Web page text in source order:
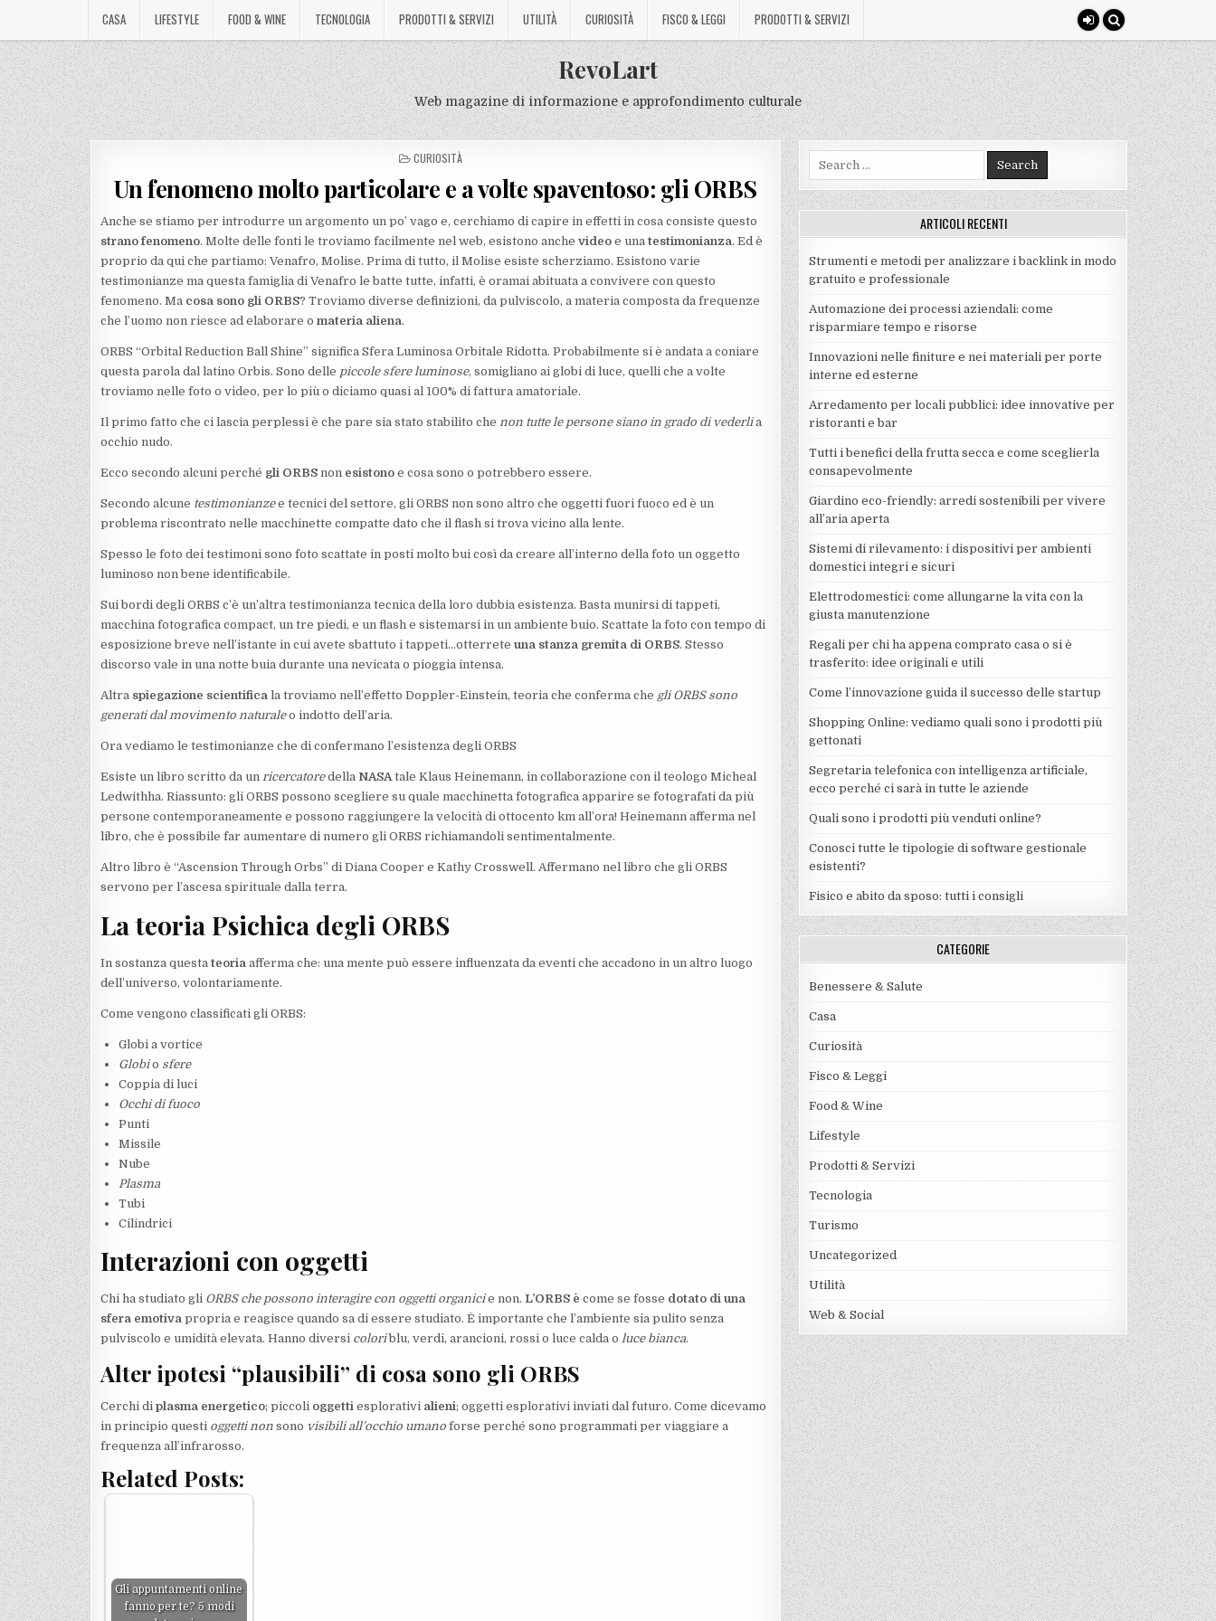
CASA LIFESTYLE FOOD & WINE TECNOLOGIA PRODOTTI & SERVIZI UTILITÀ CURIOSITÀ FISCO & LEGGI PRODOTTI & SERVIZI
RevoLart
Web magazine di informazione e approfondimento culturale
POSTED
CURIOSITÀ
Un fenomeno molto particolare e a volte spaventoso: gli ORBS
Anche se stiamo per introdurre un argomento un po’ vago e, cerchiamo di capire in effetti in cosa consiste questo
strano fenomeno. Molte delle fonti le troviamo facilmente nel web, esistono anche videoe unatestimonianza. Ed è
proprio da qui che partiamo: Venafro, Molise. Prima di tutto, il Molise esiste scherziamo. Esistono varie
testimonianze ma questa famiglia di Venafro le batte tutte, infatti, è oramai abituata a convivere con questo
fenomeno. Ma cosa sono gli ORBS? Troviamo diverse definizioni, da pulviscolo, a materia composta da frequenze
che l’uomo non riesce ad elaborare o materia aliena.
ORBS “Orbital Reduction Ball Shine” significa Sfera Luminosa Orbitale Ridotta. Probabilmente si è andata a coniare
questa parola dal latino Orbis. Sono delle piccole sfere luminose, somigliano ai globi di luce, quelli che a volte
troviamo nelle foto o video, per lo più o diciamo quasi al 100% di fattura amatoriale.
Il primo fatto che ci lascia perplessi è che pare sia stato stabilito che non tutte le persone siano in grado di vederlia
occhio nudo.
Ecco secondo alcuni perché gli ORBSnon esistonoe cosa sono o potrebbero essere.
Secondo alcune testimonianzee tecnici del settore, gli ORBS non sono altro che oggetti fuori fuoco ed è un
problema riscontrato nelle macchinette compatte dato che il flash si trova vicino alla lente.
Spesso le foto dei testimoni sono foto scattate in posti molto bui così da creare all’interno della foto un oggetto
luminoso non bene identificabile.
Sui bordi degli ORBS c’è un’altra testimonianza tecnica della loro dubbia esistenza. Basta munirsi di tappeti,
macchina fotografica compact, un tre piedi, e un flash e sistemarsi in un ambiente buio. Scattate la foto con tempo di
esposizione breve nell’istante in cui avete sbattuto i tappeti…otterrete una stanza gremita di ORBS. Stesso
discorso vale in una notte buia durante una nevicata o pioggia intensa.
Altra spiegazione scientificala troviamo nell’effetto Doppler-Einstein, teoria che conferma che gli ORBS sono
generati dal movimento naturaleo indotto dell’aria.
Ora vediamo le testimonianze che di confermano l’esistenza degli ORBS
Esiste un libro scritto da un ricercatoredella NASAtale Klaus Heinemann, in collaborazione con il teologo Micheal
Ledwithha. Riassunto: gli ORBS possono scegliere su quale macchinetta fotografica apparire se fotografati da più
persone contemporaneamente e possono raggiungere la velocità di ottocento km all’ora! Heinemann afferma nel
libro, che è possibile far aumentare di numero gli ORBS richiamandoli sentimentalmente.
Altro libro è “Ascension Through Orbs” di Diana Cooper e Kathy Crosswell. Affermano nel libro che gli ORBS
servono per l’ascesa spirituale dalla terra.
La teoria Psichica degli ORBS
In sostanza questateoria afferma che: una mente può essere influenzata da eventi che accadono in un altro luogo
dell’universo, volontariamente.
Come vengono classificati gli ORBS:
Globi a vortice
Globio sfere
Coppia di luci
Occhi di fuoco
Punti
Missile
Nube
Plasma
Tubi
Cilindrici
Interazioni con oggetti
Chi ha studiato gli ORBS che possono interagire con oggetti organicie non. L’ORBS è come se fosse dotato di una
sfera emotivapropria e reagisce quando sa di essere studiato. È importante che l’ambiente sia pulito senza
pulviscolo e umidità elevata. Hanno diversi coloriblu, verdi, arancioni, rossi o luce calda o luce bianca.
Alter ipotesi “plausibili” di cosa sono gli ORBS
Cerchi di plasma energetico; piccoli oggetti esplorativi alieni; oggetti esplorativi inviati dal futuro. Come dicevamo
in principio questi oggetti nonsono visibili all’occhio umanoforse perché sono programmati per viaggiare a
frequenza all’infrarosso.
Related Posts:
Gli appuntamenti online
fanno per te? 5 modi
Search
for:
ARTICOLI RECENTI
Strumenti e metodi per analizzare i backlink in modo
gratuito e professionale
Automazione dei processi aziendali: come
risparmiare tempo e risorse
Innovazioni nelle finiture e nei materiali per porte
interne ed esterne
Arredamento per locali pubblici: idee innovative per
ristoranti e bar
Tutti i benefici della frutta secca e come sceglierla
consapevolmente
Giardino eco-friendly: arredi sostenibili per vivere
all’aria aperta
Sistemi di rilevamento: i dispositivi per ambienti
domestici integri e sicuri
Elettrodomestici: come allungarne la vita con la
giusta manutenzione
Regali per chi ha appena comprato casa o si è
trasferito: idee originali e utili
Come l’innovazione guida il successo delle startup
Shopping Online: vediamo quali sono i prodotti più
gettonati
Segretaria telefonica con intelligenza artificiale,
ecco perché ci sarà in tutte le aziende
Quali sono i prodotti più venduti online?
Conosci tutte le tipologie di software gestionale
esistenti?
Fisico e abito da sposo: tutti i consigli
CATEGORIE
Benessere & Salute
Casa
Curiosità
Fisco & Leggi
Food & Wine
Lifestyle
Prodotti & Servizi
Tecnologia
Turismo
Uncategorized
Utilità
Web & Social